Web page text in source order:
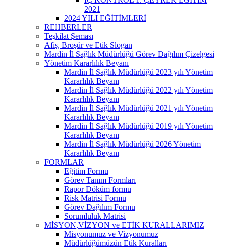
2021
2024 YILI EĞİTİMLERİ
REHBERLER
Teşkilat Şeması
Afiş, Broşür ve Etik Slogan
Mardin İl Sağlık Müdürlüğü Görev Dağılım Çizelgesi
Yönetim Kararlılık Beyanı
Mardin İl Sağlık Müdürlüğü 2023 yılı Yönetim
Kararlılık Beyanı
Mardin İl Sağlık Müdürlüğü 2022 yılı Yönetim
Kararlılık Beyanı
Mardin İl Sağlık Müdürlüğü 2021 yılı Yönetim
Kararlılık Beyanı
Mardin İl Sağlık Müdürlüğü 2019 yılı Yönetim
Kararlılık Beyanı
Mardin İl Sağlık Müdürlüğü 2026 Yönetim
Kararlılık Beyanı
FORMLAR
Eğitim Formu
Görev Tanım Formları
Rapor Döküm formu
Risk Matrisi Formu
Görev Dağılım Formu
Sorumluluk Matrisi
MİSYON,VİZYON ve ETİK KURALLARIMIZ
Misyonumuz ve Vizyonumuz
Müdürlüğümüzün Etik Kuralları